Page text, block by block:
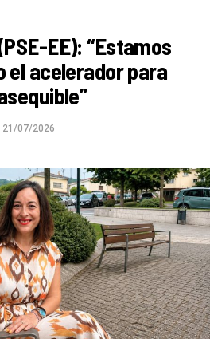
EE): “Estamos
el acelerador para
21/07/2026